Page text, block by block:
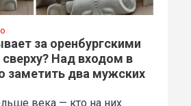
за оренбургскими
Над входом в
два мужских
века — кто на них